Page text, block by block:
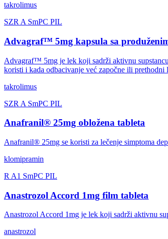
takrolimus
SZR A SmPC PIL
Advagraf™ 5mg kapsula sa
Advagraf™ 5mg je lek koji sadrži aktivnu
koristi i kada odbacivanje već započne ili
takrolimus
SZR A SmPC PIL
Anafranil® 25mg obložena tableta
Anafranil® 25mg se koristi za lečenje simptoma
klomipramin
R A1 SmPC PIL
Anastrozol Accord 1mg film tableta
Anastrozol Accord 1mg je lek koji sadrži aktivnu
anastrozol